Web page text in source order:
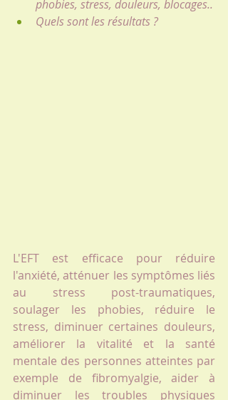
phobies, stress, douleurs, blocages..
Quels sont les résultats ?
L'EFT est efficace pour réduire
l'anxiété, atténuer les symptômes liés
au stress post-traumatiques,
soulager les phobies, réduire le
stress, diminuer certaines douleurs,
améliorer la vitalité et la santé
mentale des personnes atteintes par
exemple de fibromyalgie, aider à
diminuer les troubles physiques